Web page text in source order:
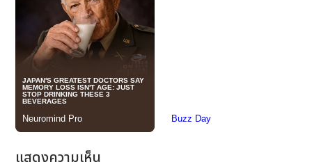
งานประชุมระยะเวลา 2 วันนี้ แบ่งออกเป็น 4 ไฮไลต์สำคัญ
ได้แก่ พิธีเปิดงาน, การเสวนาคู่ขนาน 4 หัวข้อ, การประชุม
สัมมนาทางวิชาการในวาระครบรอบ 70 ปีแห่งการขุดค้น
สุสานติ้งหลิง และนิทรรศการพิเศษจัดแสดงโบราณวัตถุ
สมัยราชวงศ์หมิง งานนี้ผสานความลุ่มลึกทางวิชาการ การ
มีส่วนร่วมของภาคประชาชน และสร้างแรงกระเพื่อมใน
ในการแลกเปลี่ยนทางวัฒนธรรมราชวงศ์หมิง ที่ทั้งมีความ
แสดงความเห็น